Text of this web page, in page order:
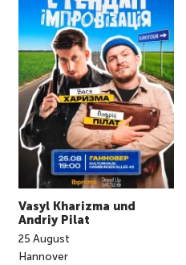
Vasyl Kharizma und
Andriy Pilat
25 August
Hannover